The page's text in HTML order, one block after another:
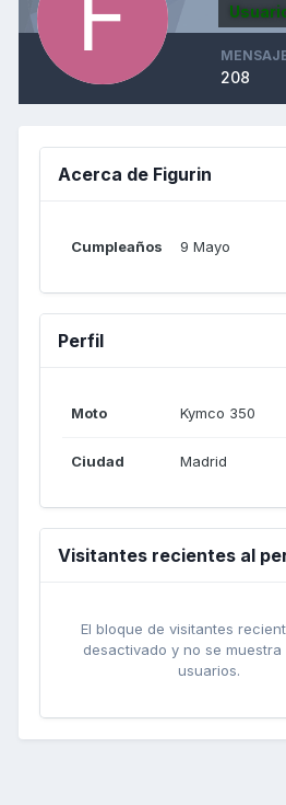
208
Acerca de Figurin
Cumpleaños 9 Mayo
Perfil
Moto Kymco 350
Ciudad Madrid
Visitantes recientes al
El bloque de visitantes
desactivado y no se muestra
usuarios.